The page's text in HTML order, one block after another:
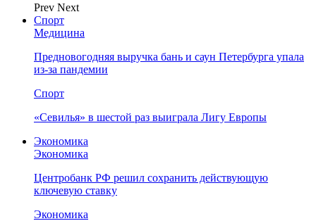
Prev Next
Спорт
Медицина
Предновогодняя выручка бань и саун Петербурга упала
из-за пандемии
Спорт
«Севилья» в шестой раз выиграла Лигу Европы
Экономика
Экономика
Центробанк РФ решил сохранить действующую
ключевую ставку
Экономика